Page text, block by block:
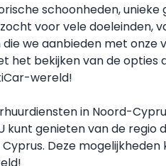
schoonheden,
voor vele doeleinden,
we aanbieden met
het bekijken van de opties
wereld!
in Noord-
genieten van de
Cyprus. Deze